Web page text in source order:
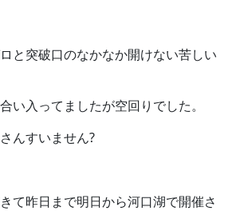
と突破口のなかなか開けない苦しい
い入ってましたが空回りでした。
んすいません?
て昨日まで明日から河口湖で開催さ